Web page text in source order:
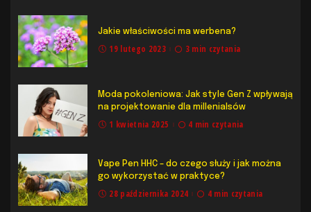
Jakie właściwości ma werbena?
19 lutego 2023 3 min czytania
Moda pokoleniowa: Jak style Gen Z wpływają
na projektowanie dla millenialsów
1 kwietnia 2025 4 min czytania
Vape Pen HHC – do czego służy i jak można
go wykorzystać w praktyce?
28 października 2024 4 min czytania